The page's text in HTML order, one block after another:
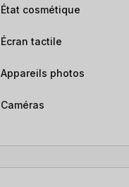
État cosmétique
Écran tactile
Appareils photos
Caméras